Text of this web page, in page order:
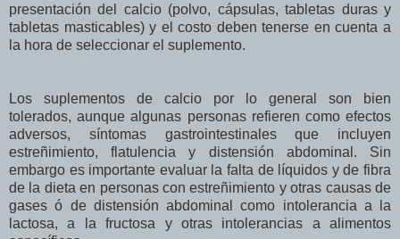
presentación del calcio (polvo, cápsulas, tabletas duras y
tabletas masticables) y el costo deben tenerse en cuenta a
la hora de seleccionar el suplemento.
Los suplementos de calcio por lo general son bien
tolerados, aunque algunas personas refieren como efectos
adversos, síntomas gastrointestinales que incluyen
estreñimiento, flatulencia y distensión abdominal. Sin
embargo es importante evaluar la falta de líquidos y de fibra
de la dieta en personas con estreñimiento y otras causas de
gases ó de distensión abdominal como intolerancia a la
lactosa, a la fructosa y otras intolerancias a alimentos